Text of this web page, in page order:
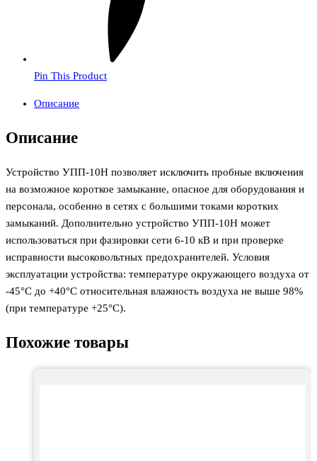
Pin This Product
Описание
Описание
Устройство УПП-10Н позволяет исключить пробные включения
на возможное короткое замыкание, опасное для оборудования и
персонала, особенно в сетях с большими токами коротких
замыканий. Дополнительно устройство УПП-10Н может
использоваться при фазировки сети 6-10 кВ и при проверке
исправности высоковольтных предохранителей. Условия
эксплуатации устройства: температуре окружающего воздуха от
-45°С до +40°С относительная влажность воздуха не выше 98%
(при температуре +25°С).
Похожие товары